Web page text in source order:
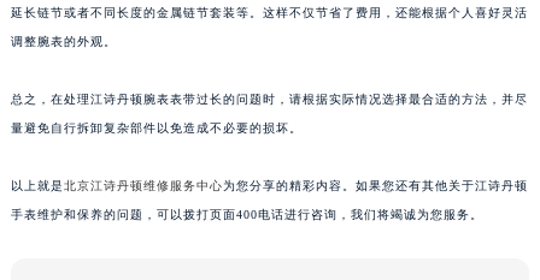
延长链节或者不同长度的金属链节套装等。这样不仅节省了费用，还能根据个人喜好灵活
调整腕表的外观。
总之，在处理江诗丹顿腕表表带过长的问题时，请根据实际情况选择最合适的方法，并尽
量避免自行拆卸复杂部件以免造成不必要的损坏。
以上就是北京江诗丹顿维修服务中心为您分享的精彩内容。如果您还有其他关于江诗丹顿
手表维护和保养的问题，可以拨打页面400电话进行咨询，我们将竭诚为您服务。